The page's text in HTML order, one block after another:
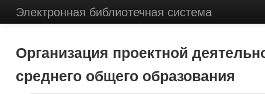
Электронная библиотечная система
Организация проектной
среднего общего образования